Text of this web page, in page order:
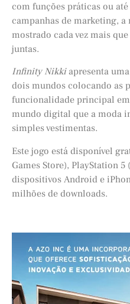
com funções práticas ou
campanhas de marketing,
mostrado cada vez mais
juntas.
Infinity Nikkiapresenta
dois mundos colocando as
funcionalidade principal
mundo digital que a moda
simples vestimentas.
Este jogo está disponível
Games Store), PlayStation 5
dispositivos Android e
milhões de downloads.